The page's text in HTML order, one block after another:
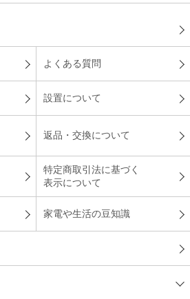
よくある質問
設置について
返品・交換について
特定商取引法に基づく
表示について
家電や生活の豆知識